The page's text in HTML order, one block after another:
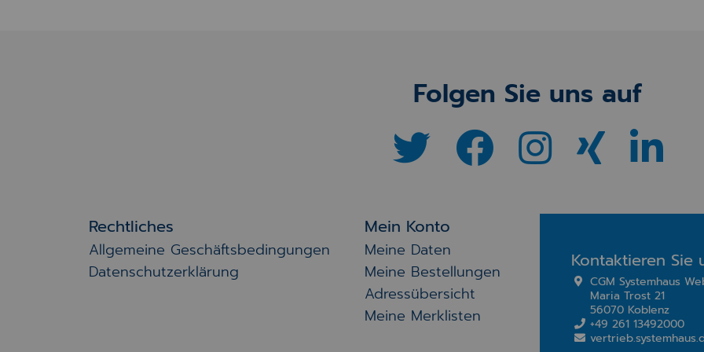
Folgen Sie uns auf
Rechtliches
Allgemeine Geschäftsbedingungen
Datenschutzerklärung
Mein Konto
Meine Daten
Meine Bestellungen
Adressübersicht
Meine Merklisten
Kontaktieren Sie
CGM Systemhaus
Maria Trost 21
56070 Koblenz
+49 261 13492000